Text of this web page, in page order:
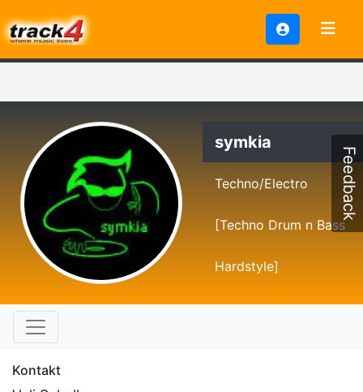
symkia
Techno/Electro
[Techno Drum n Bass
Hardstyle]
Kontakt
Feedback